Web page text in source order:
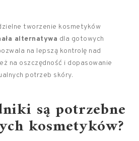
tworzenie kosmetyków
alternatywa dla gotowych
na lepszą kontrolę nad
na oszczędność i dopasowanie
potrzeb skóry.
są potrzebne
kosmetyków?